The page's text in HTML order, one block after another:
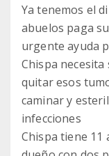
Ya tenemos el
abuelos paga
urgente ayuda
Chispa
quitar esos
caminar y
infecciones
Chispa tiene 11